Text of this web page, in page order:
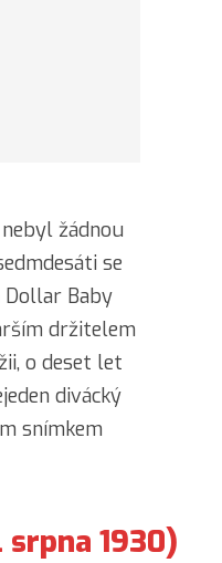
žádnou
se
Baby
držitelem
o deset let
divácký
snímkem
srpna 1930)